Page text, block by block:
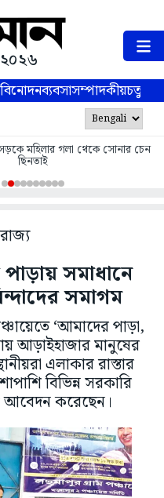
বিনোদনব্যবসাসম্পাদকীয়
মহিলার গলা থেকে সোনার চেন
ছিনতাই
সমাধানে
সমাগম
‘আমাদের পাড়া,
আড়াইহাজার মানুষের
এলাকার রাস্তার
বিভিন্ন সরকারি
আবেদন করেছেন।